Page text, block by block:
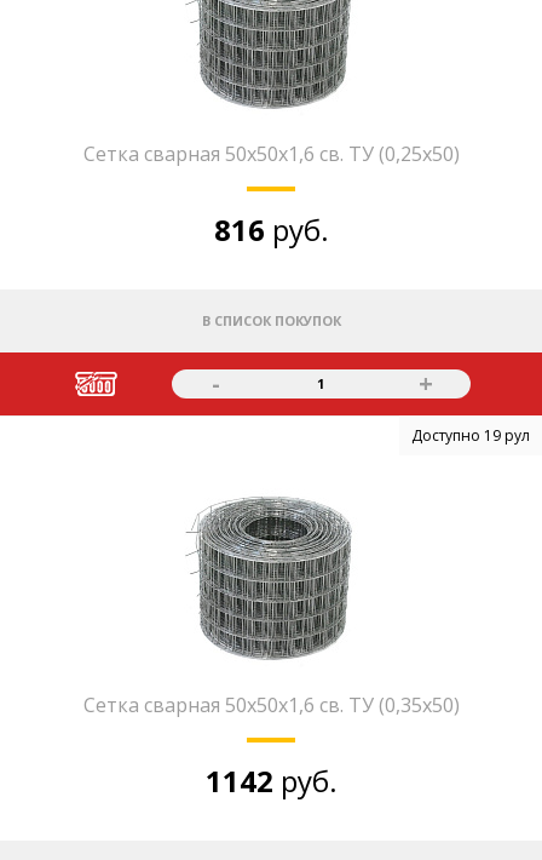
Сетка сварная 50х50х1,6 св. ТУ (0,25х50)
816 руб.
В СПИСОК ПОКУПОК
- 1 +
Доступно 19 рул
Сетка сварная 50х50х1,6 св. ТУ (0,35х50)
1142 руб.